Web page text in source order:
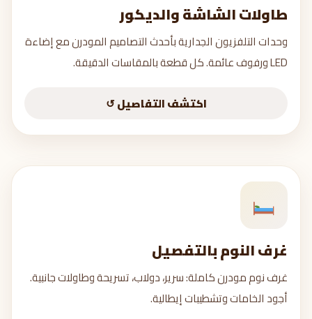
طاولات الشاشة والديكور
وحدات التلفزيون الجدارية بأحدث التصاميم المودرن مع إضاءة
LED ورفوف عائمة. كل قطعة بالمقاسات الدقيقة.
اكتشف التفاصيل ↺
طاولات الشاشة والديكور
وحدة جدارية كاملة
طاولة معلقة مودرن
رفوف عائمة + LED
غرف النوم بالتفصيل
غرف نوم مودرن كاملة: سرير، دولاب، تسريحة وطاولات جانبية.
أجود الخامات وتشطيبات إيطالية.
غرف النوم بالتفصيل
سرير خشب مودرن
دولاب بمرايا